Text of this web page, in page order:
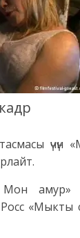
үчүн
Мон амур»